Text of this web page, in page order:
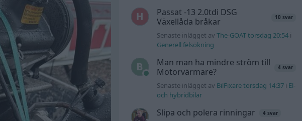
Passat -13 2.0tdi DSG
Växellåda bråkar
10 svar
Senaste inlägget avThe-GOAT torsdag 20:54 i
Generell felsökning
Man man ha mindre ström till
Motorvärmare?
4 svar
Senaste inlägget av BilFixare torsdag 14:37 i El-
och hybridbilar
Slipa och polera rinningar 4 svar